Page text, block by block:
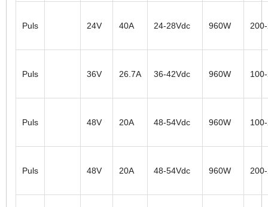
Puls 24V 40A 24-28Vdc 960W
Puls 36V 26.7A 36-42Vdc 960W
Puls 48V 20A 48-54Vdc 960W
Puls 48V 20A 48-54Vdc 960W